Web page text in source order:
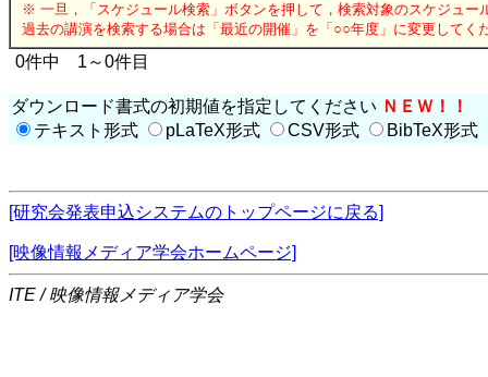
※ 一旦，「スケジュール検索」ボタンを押して，検索対象のスケジュー
過去の講演を検索する場合は「最近の開催」を「○○年度」に変更してく
0件中 1～0件目
ダウンロード書式の初期値を指定してください ＮＥＷ！！
テキスト形式
pLaTeX形式 CSV形式 BibTeX形式
[研究会発表申込システムのトップページに戻る]
[映像情報メディア学会ホームページ]
ITE / 映像情報メディア学会